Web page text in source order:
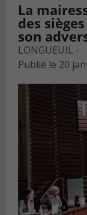
La
des
son
LONGUEUIL -
Publié le 20